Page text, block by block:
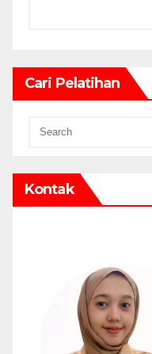
Cari Pelatihan
Kontak